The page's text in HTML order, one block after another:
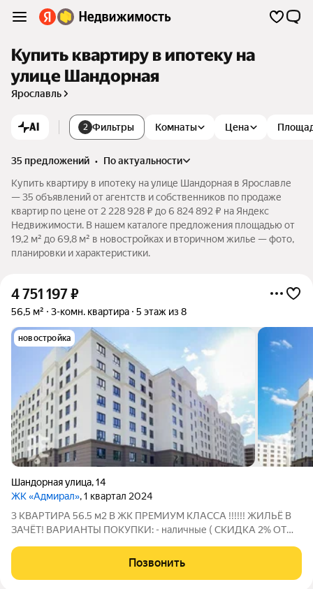
Купить квартиру в ипотеку на
улице Шандорная
Ярославль
AI 2 Фильтры Комнаты Цена
35 предложений •
по актуальности
Купить квартиру в ипотеку на улице Шандорная в Ярославле
— 35 объявлений от агентств и собственников по продаже
квартир по цене от 2 228 928 ₽ до 6 824 892 ₽ на Яндекс
Недвижимости. В нашем каталоге предложения площадью от
19,2 м² до 69,8 м² в новостройках и вторичном жилье — фото,
планировки и характеристики.
4 751 197₽
56,5 м² 3-комн. квартира 5 этаж из 8
новостройка
Шандорная улица,14
ЖК «Адмирал», 1 квартал 2024
3 КВАРТИРА 56.5 м2 В ЖК ПРЕМИУМ КЛАССА !!!!!! ЖИЛЬЁ В
ЗАЧЁТ! ВАРИАНТЫ ПОКУПКИ: - наличные ( СКИДКА 2% ОТ
КВАРТИРЫ С ОТДЕЛКОЙ ПОД КЛЮЧ !!! Что входит в отделку:
- ламинат - декоративная штукатурка на
Позвонить